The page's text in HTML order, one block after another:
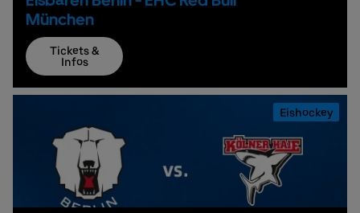
München
Tickets &
Infos
Eishockey